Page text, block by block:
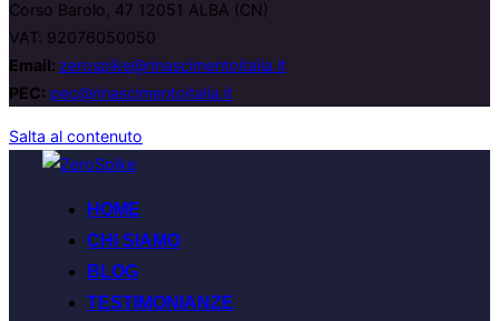
Corso Barolo, 47 12051 ALBA (CN)
VAT: 92076050050
Email: zerospike@rinascimentoitalia.it
PEC: pec@rinascimentoitalia.it
Salta al contenuto
HOME
CHI SIAMO
BLOG
TESTIMONIANZE